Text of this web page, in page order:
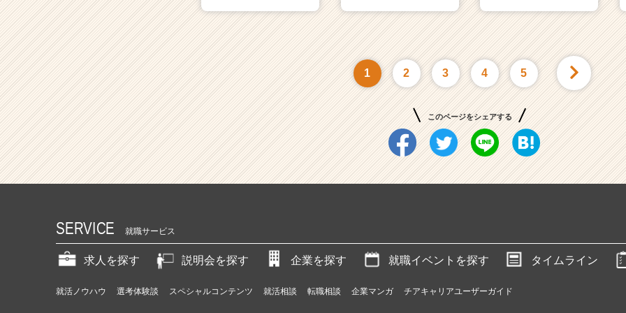
1 2 3 4 5
このページをシェアする
SERVICE 就職サービス
求人を探す 説明会を探す 企業を探す 就職イベントを探す タイムライン
就活ノウハウ 選考体験談 スペシャルコンテンツ 就活相談 転職相談 企業マンガ チアキャリアユーザーガイド